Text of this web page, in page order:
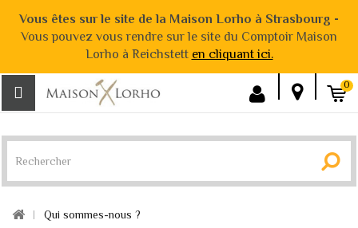
Vous êtes sur le site de la Maison Lorho à Strasbourg -
Vous pouvez vous rendre sur le site du Comptoir Maison
Lorho à Reichstett en cliquant ici.
0
Qui sommes-nous ?